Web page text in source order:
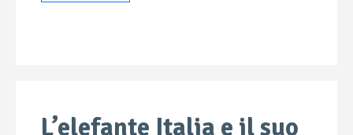
L’elefante Italia e il suo